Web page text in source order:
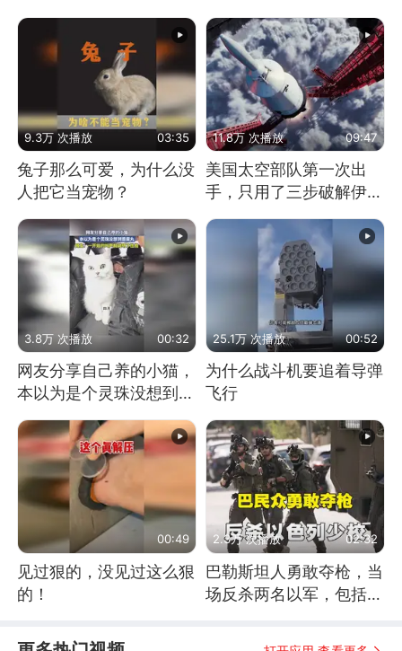
9.3万 次播放 03:35
兔子那么可爱，为什么没
人把它当宠物？
11.8万 次播放 09:47
美国太空部队第一次出
手，只用了三步破解伊朗
防空
3.8万 次播放 00:32
网友分享自己养的小猫，
本以为是个灵珠没想到是
25.1万 次播放 00:52
为什么战斗机要追着导弹
飞行
00:49
见过狠的，没见过这么狠
的！
2.3万 次播放 02:32
巴勒斯坦人勇敢夺枪，当
场反杀两名以军，包括一